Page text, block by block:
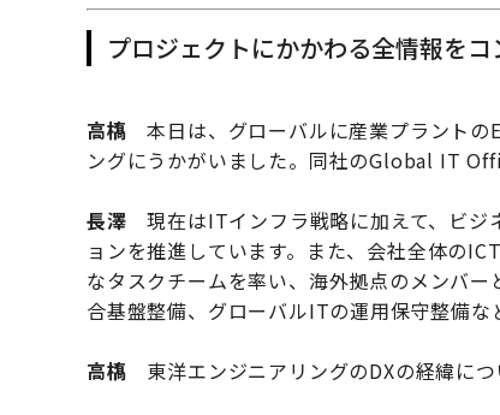
プロジェクトにかかわる全情報を
高𫞎 本日は、グローバルに産業プラントの
ングにうかがいました。同社のGlobal IT
長澤 現在はITインフラ戦略に加えて、ビジ
ョンを推進しています。また、会社全体の
なタスクチームを率い、海外拠点のメンバ
合基盤整備、グローバルITの運用保守整備な
高𫞎 東洋エンジニアリングのDXの経緯につ